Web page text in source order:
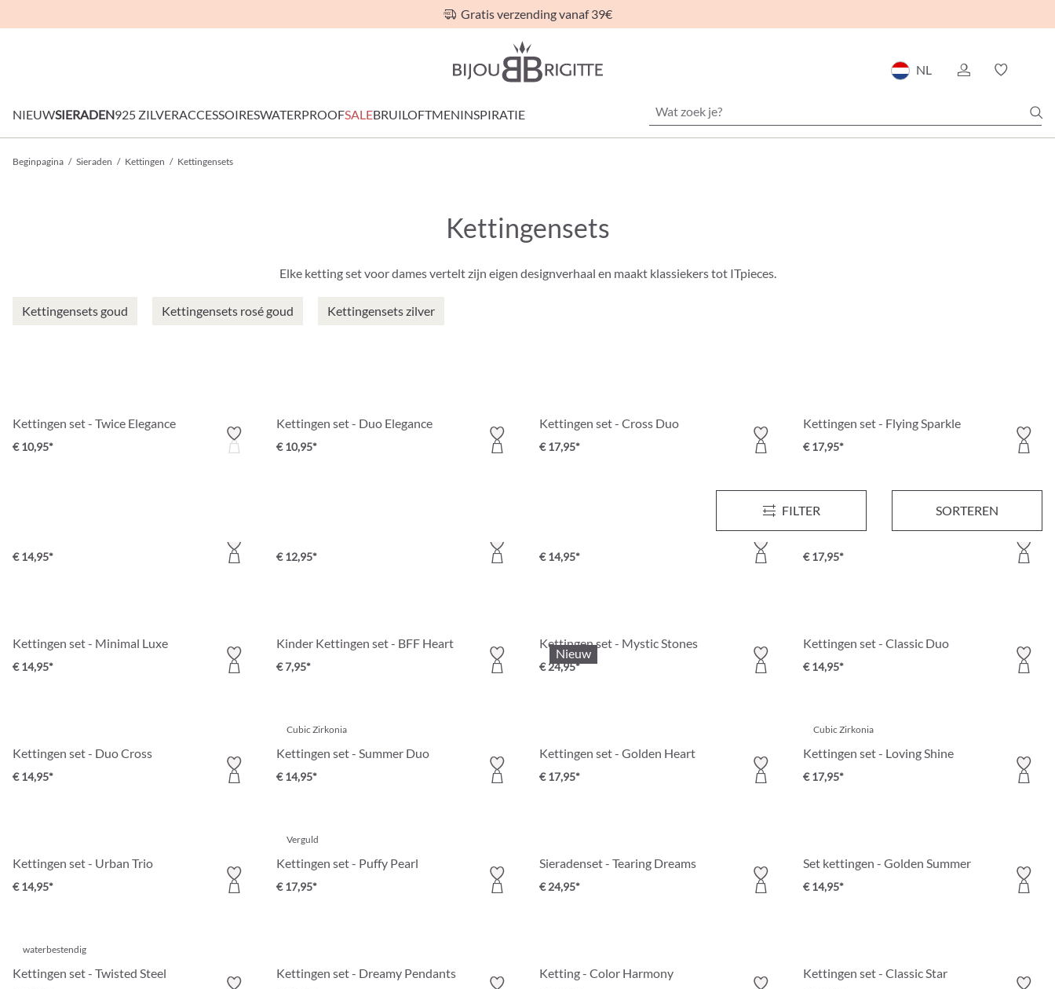
Gratis verzending vanaf 39€
NL
NIEUWSIERADEN925 ZILVERACCESSOIRESWATERPROOFSALEBRUILOFTMENINSPIRATIE
Beginpagina / Sieraden / Kettingen / Kettingensets
Kettingensets
Elke ketting set voor dames vertelt zijn eigen designverhaal en maakt klassiekers tot ITpieces.
Kettingensets goud Kettingensets rosé goud Kettingensets zilver
FILTER SORTEREN
Kettingen set - Twice Elegance
€ 10,95*
Kettingen set - Duo Elegance
€ 10,95*
Kettingen set - Cross Duo
€ 17,95*
Kettingen set - Flying Sparkle
€ 17,95*
€ 14,95* € 12,95* € 14,95*
Kettingen set - Twilight Cross
€ 17,95*
Kettingen set - Minimal Luxe
€ 14,95*
Kinder Kettingen set - BFF Heart
€ 7,95*
Nieuw
Kettingen set - Mystic Stones
€ 24,95*
Kettingen set - Classic Duo
€ 14,95*
Kettingen set - Duo Cross
€ 14,95*
Cubic Zirkonia
Kettingen set - Summer Duo
€ 14,95*
Kettingen set - Golden Heart
€ 17,95*
Cubic Zirkonia
Kettingen set - Loving Shine
€ 17,95*
Kettingen set - Urban Trio
€ 14,95*
Verguld
Kettingen set - Puffy Pearl
€ 17,95*
Sieradenset - Tearing Dreams
€ 24,95*
Set kettingen - Golden Summer
€ 14,95*
waterbestendig
Kettingen set - Twisted Steel Kettingen set - Dreamy Pendants Ketting - Color Harmony Kettingen set - Classic Star